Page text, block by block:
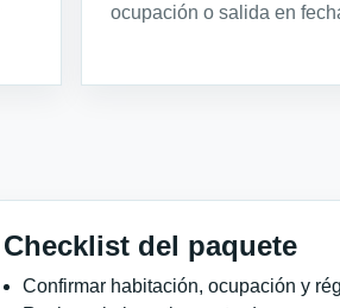
ocupación o salida en
Checklist del paquete
Confirmar habitación, ocupación y